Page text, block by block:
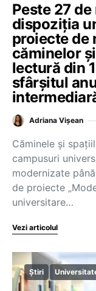
Peste 27
dispoziția
proiecte de
căminelor
lectură din
sfârșitul
Adriana Vișean
Căminele și
campusuri
modernizate
de proiecte
universitare…
Vezi articolul
Știri